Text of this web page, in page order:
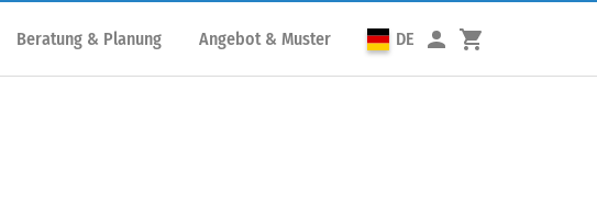
Beratung & Planung Angebot & Muster DE